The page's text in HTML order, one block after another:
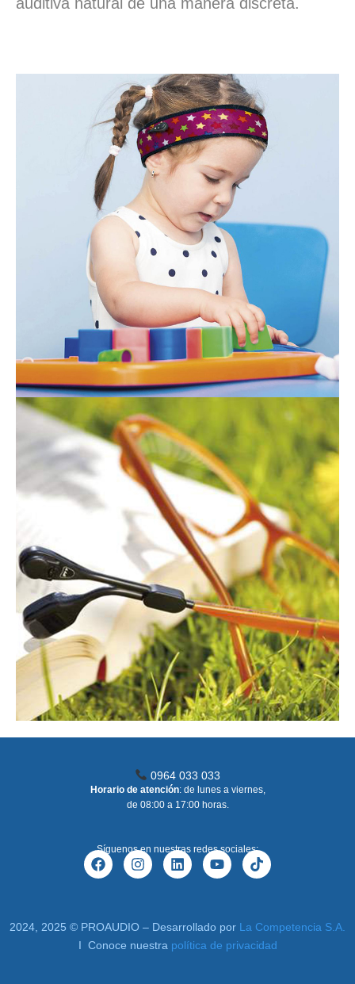
0964 033 033
Horario de atención: de lunes a viernes,
de 08:00 a 17:00 horas.
Síguenos en nuestras redes sociales:
F
a
o
o
I
n
g
r
L
i
d
i
Y
o
b
e
T
i
k
2024, 2025 © PROAUDIO – Desarrollado por La Competencia S.A.
I Conoce nuestra política de privacidad